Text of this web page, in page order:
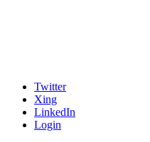
Twitter
Xing
LinkedIn
Login